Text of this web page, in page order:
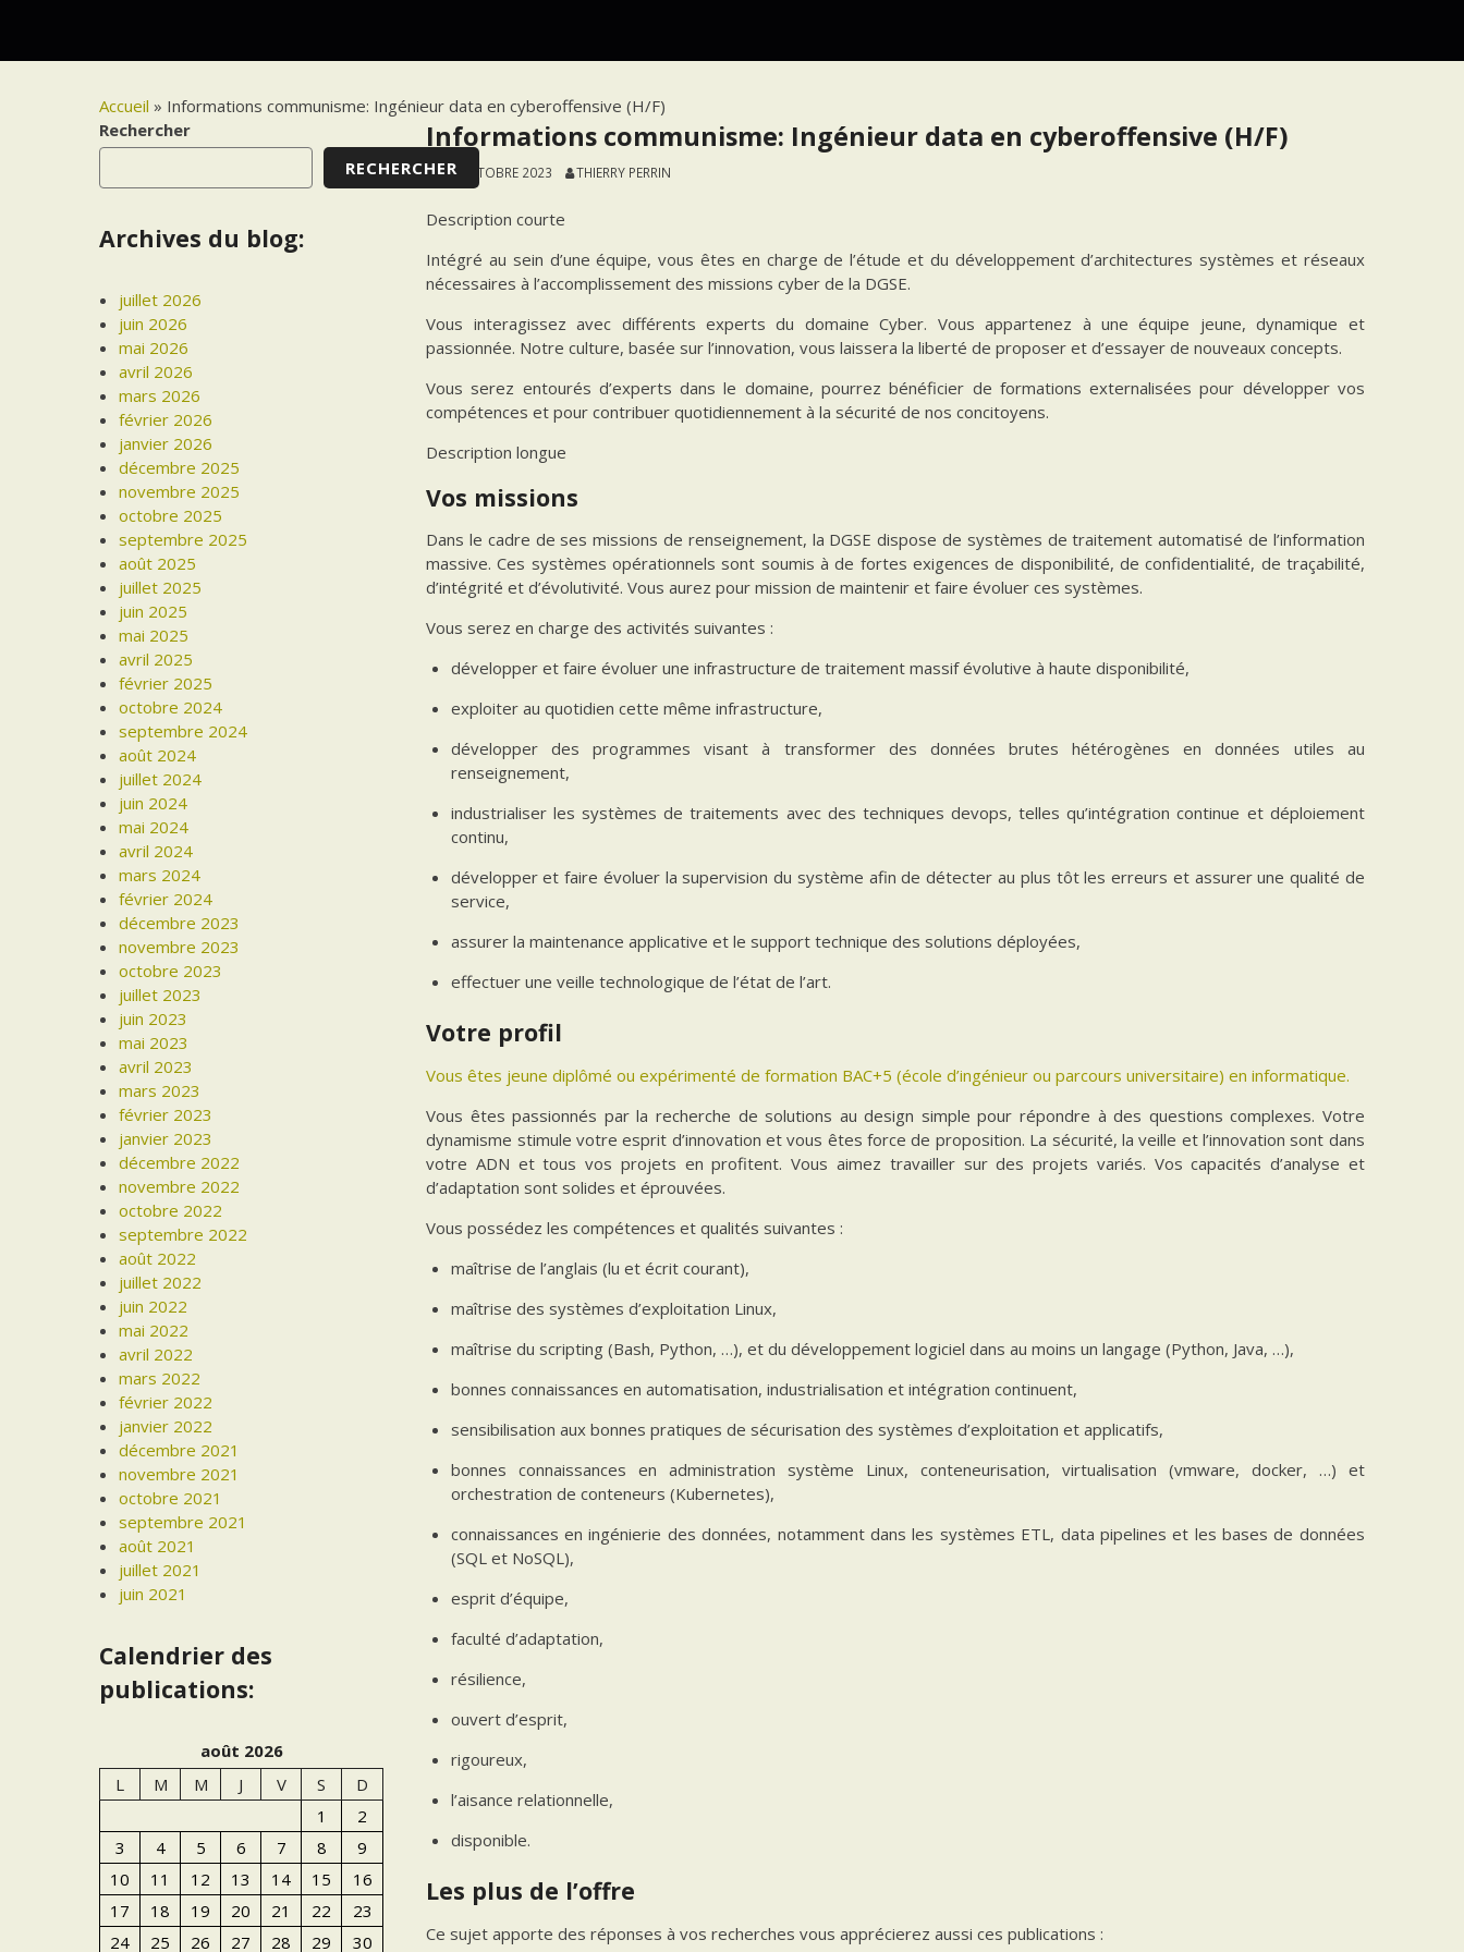
Accueil » Informations communisme: Ingénieur data en cyberoffensive (H/F)
Informations communisme: Ingénieur data en cyberoffensive (H/F)
17 OCTOBRE 2023 THIERRY PERRIN
Description courte
Intégré au sein d’une équipe, vous êtes en charge de l’étude et du développement d’architectures systèmes et réseaux
nécessaires à l’accomplissement des missions cyber de la DGSE.
Vous interagissez avec différents experts du domaine Cyber. Vous appartenez à une équipe jeune, dynamique et
passionnée. Notre culture, basée sur l’innovation, vous laissera la liberté de proposer et d’essayer de nouveaux concepts.
Vous serez entourés d’experts dans le domaine, pourrez bénéficier de formations externalisées pour développer vos
compétences et pour contribuer quotidiennement à la sécurité de nos concitoyens.
Description longue
Vos missions
Dans le cadre de ses missions de renseignement, la DGSE dispose de systèmes de traitement automatisé de l’information
massive. Ces systèmes opérationnels sont soumis à de fortes exigences de disponibilité, de confidentialité, de traçabilité,
d’intégrité et d’évolutivité. Vous aurez pour mission de maintenir et faire évoluer ces systèmes.
Vous serez en charge des activités suivantes :
développer et faire évoluer une infrastructure de traitement massif évolutive à haute disponibilité,
exploiter au quotidien cette même infrastructure,
développer des programmes visant à transformer des données brutes hétérogènes en données utiles au
renseignement,
industrialiser les systèmes de traitements avec des techniques devops, telles qu’intégration continue et déploiement
continu,
développer et faire évoluer la supervision du système afin de détecter au plus tôt les erreurs et assurer une qualité de
service,
assurer la maintenance applicative et le support technique des solutions déployées,
effectuer une veille technologique de l’état de l’art.
Votre profil
Vous êtes jeune diplômé ou expérimenté de formation BAC+5 (école d’ingénieur ou parcours universitaire) en informatique.
Vous êtes passionnés par la recherche de solutions au design simple pour répondre à des questions complexes. Votre
dynamisme stimule votre esprit d’innovation et vous êtes force de proposition. La sécurité, la veille et l’innovation sont dans
votre ADN et tous vos projets en profitent. Vous aimez travailler sur des projets variés. Vos capacités d’analyse et
d’adaptation sont solides et éprouvées.
Vous possédez les compétences et qualités suivantes :
maîtrise de l’anglais (lu et écrit courant),
maîtrise des systèmes d’exploitation Linux,
maîtrise du scripting (Bash, Python, …), et du développement logiciel dans au moins un langage (Python, Java, …),
bonnes connaissances en automatisation, industrialisation et intégration continuent,
sensibilisation aux bonnes pratiques de sécurisation des systèmes d’exploitation et applicatifs,
bonnes connaissances en administration système Linux, conteneurisation, virtualisation (vmware, docker, …) et
orchestration de conteneurs (Kubernetes),
connaissances en ingénierie des données, notamment dans les systèmes ETL, data pipelines et les bases de données
(SQL et NoSQL),
esprit d’équipe,
faculté d’adaptation,
résilience,
ouvert d’esprit,
rigoureux,
l’aisance relationnelle,
disponible.
Les plus de l’offre
Ce sujet apporte des réponses à vos recherches vous apprécierez aussi ces publications :
Rechercher
RECHERCHER
Archives du blog:
juillet 2026
juin 2026
mai 2026
avril 2026
mars 2026
février 2026
janvier 2026
décembre 2025
novembre 2025
octobre 2025
septembre 2025
août 2025
juillet 2025
juin 2025
mai 2025
avril 2025
février 2025
octobre 2024
septembre 2024
août 2024
juillet 2024
juin 2024
mai 2024
avril 2024
mars 2024
février 2024
décembre 2023
novembre 2023
octobre 2023
juillet 2023
juin 2023
mai 2023
avril 2023
mars 2023
février 2023
janvier 2023
décembre 2022
novembre 2022
octobre 2022
septembre 2022
août 2022
juillet 2022
juin 2022
mai 2022
avril 2022
mars 2022
février 2022
janvier 2022
décembre 2021
novembre 2021
octobre 2021
septembre 2021
août 2021
juillet 2021
juin 2021
Calendrier des
publications:
août 2026
L
M M J V S
D
1
2
3
4 5 6 7 8
9
10
11 12 13 14 15
16
17
18 19 20 21 22
23
24
25 26 27 28 29 30